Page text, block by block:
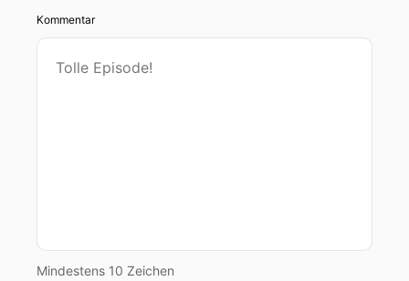
Kommentar
Mindestens 10 Zeichen